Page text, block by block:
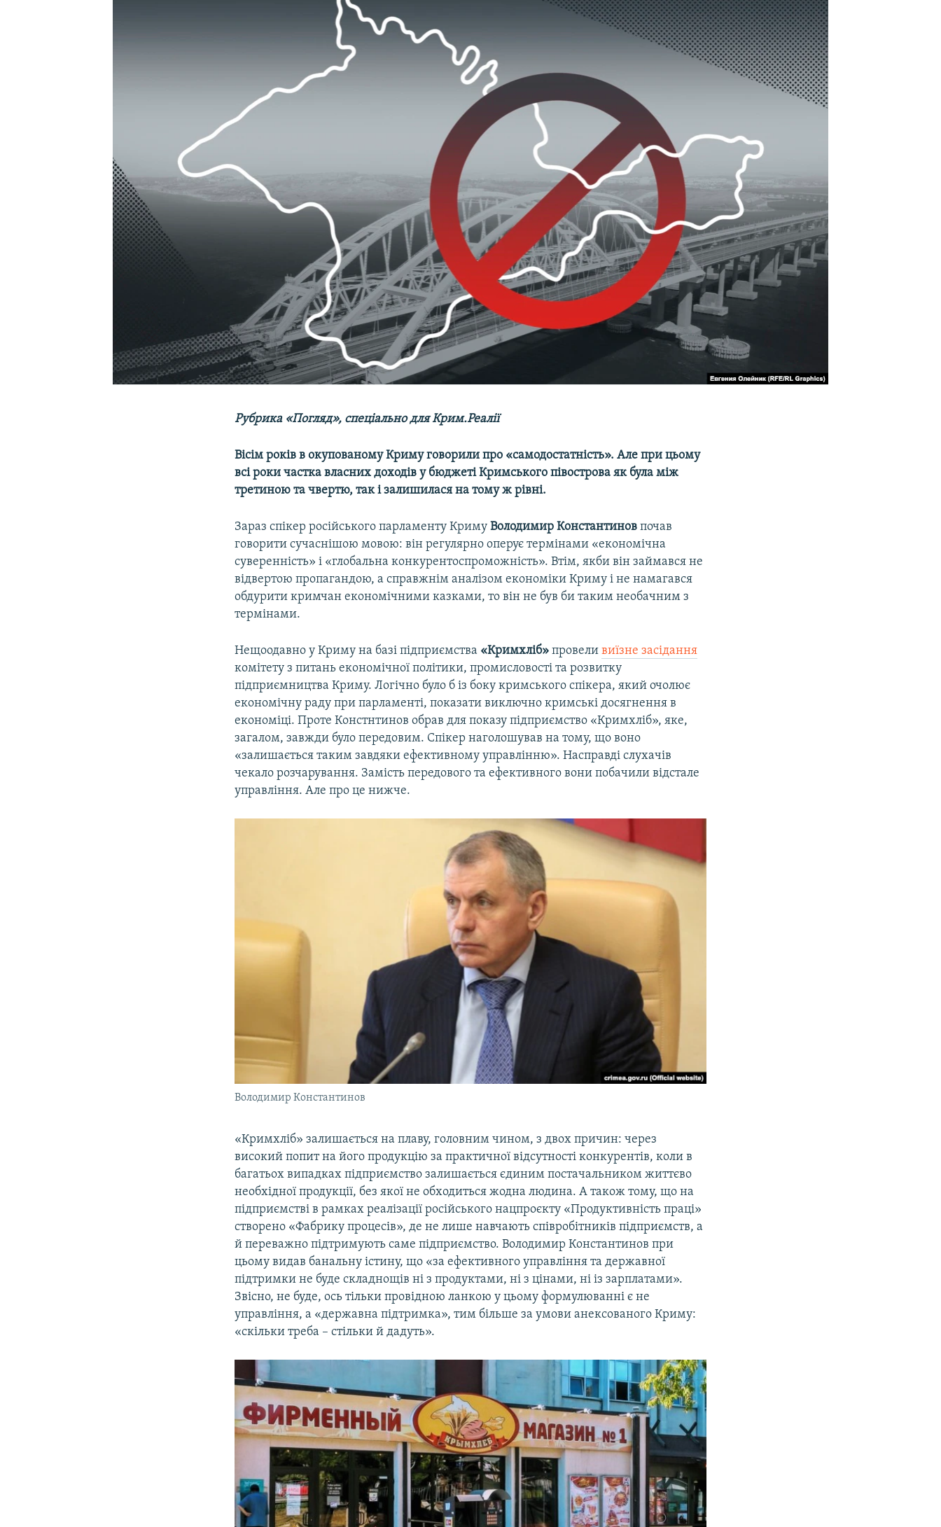
Рубрика «Погляд», спеціально для Крим.Реалії
Вісім років в окупованому Криму говорили про «самодостатність». Але при цьому
всі роки частка власних доходів у бюджеті Кримського півострова як була між
третиною та чвертю, так і залишилася на тому ж рівні.
Зараз спікер російського парламенту КримуВолодимир Константинов почав
говорити сучаснішою мовою: він регулярно оперує термінами «економічна
суверенність» і «глобальна конкурентоспроможність». Втім, якби він займався не
відвертою пропагандою, а справжнім аналізом економіки Криму і не намагався
обдурити кримчан економічними казками, то він не був би таким необачним з
термінами.
Нещоодавно у Криму на базі підприємства «Кримхліб» провеливиїзне засідання
комітету з питань економічної політики, промисловості та розвитку
підприємництва Криму. Логічно було б із боку кримського спікера, який очолює
економічну раду при парламенті, показати виключно кримські досягнення в
економіці. Проте Констнтинов обрав для показу підприємство «Кримхліб», яке,
загалом, завжди було передовим. Спікер наголошував на тому, що воно
«залишається таким завдяки ефективному управлінню». Насправді слухачів
чекало розчарування. Замість передового та ефективного вони побачили відстале
управління. Але про це нижче.
Володимир Константинов
«Кримхліб» залишається на плаву, головним чином, з двох причин: через
високий попит на його продукцію за практичної відсутності конкурентів, коли в
багатьох випадках підприємство залишається єдиним постачальником життєво
необхідної продукції, без якої не обходиться жодна людина. А також тому, що на
підприємстві в рамках реалізації російського нацпроєкту «Продуктивність праці»
створено «Фабрику процесів», де не лише навчають співробітників підприємств, а
й переважно підтримують саме підприємство. Володимир Константинов при
цьому видав банальну істину, що «за ефективного управління та державної
підтримки не буде складнощів ні з продуктами, ні з цінами, ні із зарплатами».
Звісно, не буде, ось тільки провідною ланкою у цьому формулюванні є не
управління, а «державна підтримка», тим більше за умови анексованого Криму:
«скільки треба – стільки й дадуть».